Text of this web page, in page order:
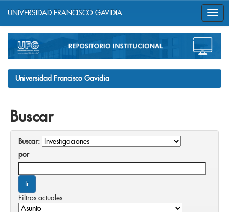
navigation
UNIVERSIDAD FRANCISCO GAVIDIA
Universidad Francisco Gavidia
Buscar
Buscar:
por
Filtros actuales: